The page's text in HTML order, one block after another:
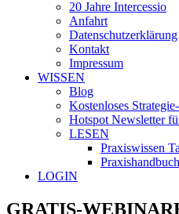
20 Jahre Intercessio
Anfahrt
Datenschutzerklärung
Kontakt
Impressum
WISSEN
Blog
Kostenloses
Hotspot Newsletter
LESEN
Praxiswissen
LOGIN
GRATIS-